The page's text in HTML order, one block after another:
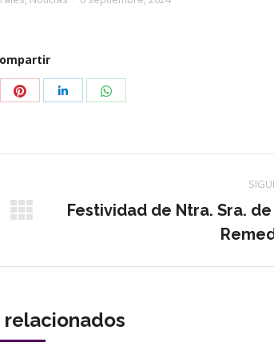
CompartirCompartirCompartir
Publicación
Festividad de Ntra. Sra.